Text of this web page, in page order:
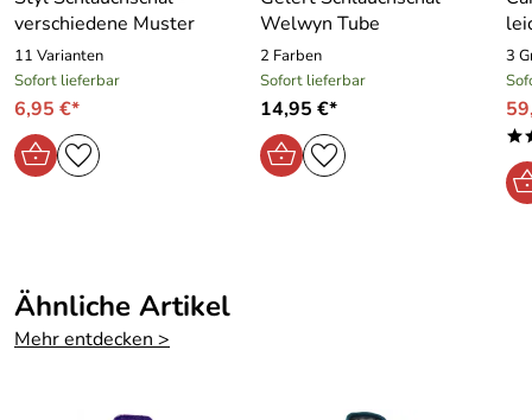
Hersteller: MAUL Sport GmbH, Martin-Kollar-Str. 10,
81829 München, info@maul-sport.de
verschiedene Muster
11 Varianten
Sofort lieferbar
6,95 €*
Welwyn Tube
2 Farben
Sofort lieferbar
14,95 €*
3
Ähnliche Artikel
Mehr entdecken >